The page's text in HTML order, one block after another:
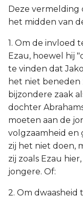
Deze vermelding
het midden van
1. Om de invloed
Ezau, hoewel hij
te vinden dat
het niet beneden
bijzondere zaak
dochter
moeten aan de
volgzaamheid en
zij het niet doen,
zij zoals Ezau
jongere. Of:
2. Om dwaasheid